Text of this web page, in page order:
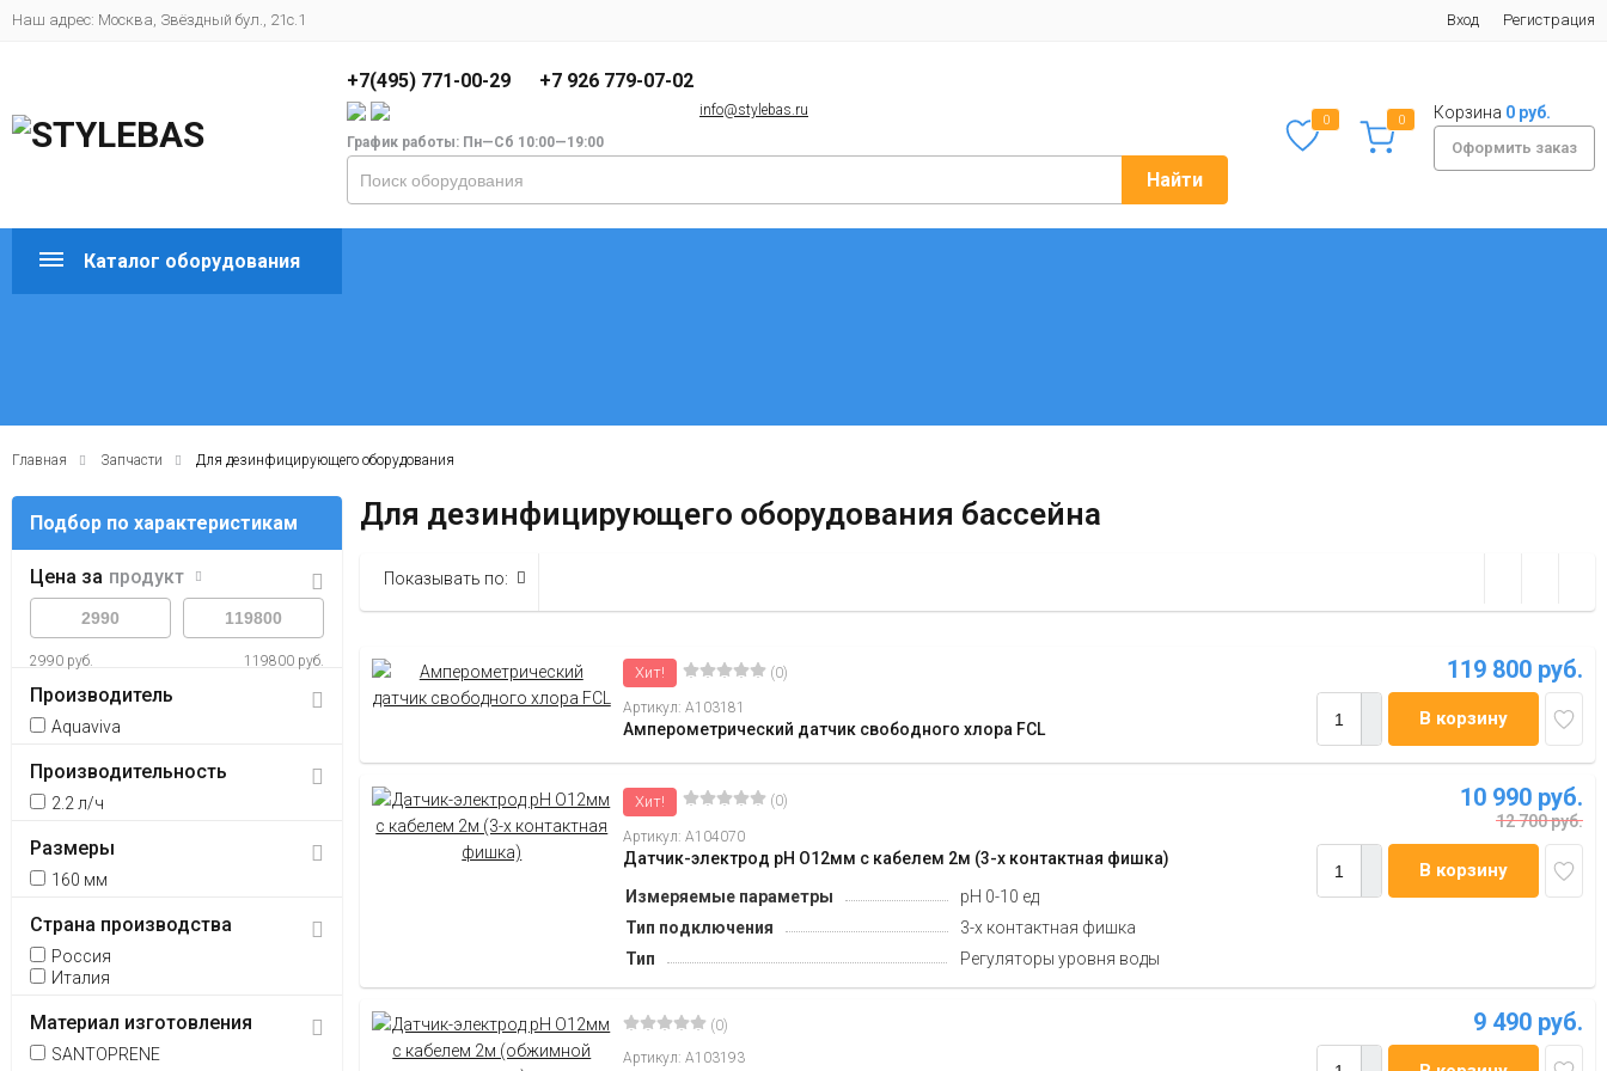
Наш адрес: Москва, Звёздный бул., 21с.1 Вход Регистрация
+7(495) 771-00-29 +7 926 779-07-02
График работы: Пн—Сб 10:00—19:00
info@stylebas.ru
Найти
0 0 Корзина 0 руб.
Оформить заказ
Каталог оборудования
Главная Запчасти Для дезинфицирующего оборудования
Подбор по характеристикам
Цена за продукт
2990 руб. 119800 руб.
Производитель
Aquaviva
Производительность
2.2 л/ч
Размеры
160 мм
Страна производства
Россия
Италия
Материал изготовления
SANTOPRENE
Для дезинфицирующего оборудования бассейна
Показывать по:
Хит! (0)
Артикул: A103181
Амперометрический датчик свободного хлора FCL
119 800 руб.
В корзину
Хит! (0)
Артикул: A104070
Датчик-электрод pH O12мм c кабелем 2м (3-х контактная фишка)
Измеряемые параметры
рН 0-10 ед
Тип подключения
3-х контактная фишка
Тип
Регуляторы уровня воды
10 990 руб.
12 700 руб.
В корзину
(0)
Артикул: A103193
9 490 руб.